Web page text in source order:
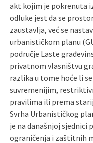
akt kojim je pokrenuta
odluke jest da se
zaustavlja, već se
urbanističkom planu
područje Laste
privatnom vlasništvu
razlika u tome hoće li
suvremenijim,
pravilima ili prema
Svrha Urbanističkog
je na današnjoj sjednici
ograničenja i zaštitnih